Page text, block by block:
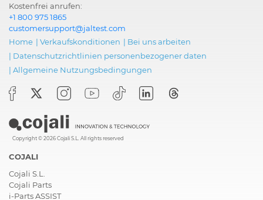
Kostenfrei anrufen:
+1 800 975 1865
customersupport@jaltest.com
Home | Verkaufskonditionen | Bei uns arbeiten
| Datenschutzrichtlinien personenbezogener daten
| Allgemeine Nutzungsbedingungen
Copyright © 2026 Cojali S.L. All rights reserved
COJALI
Cojali S.L.
Cojali Parts
i-Parts ASSIST